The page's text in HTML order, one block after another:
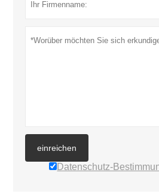
einreichen
Datenschutz-